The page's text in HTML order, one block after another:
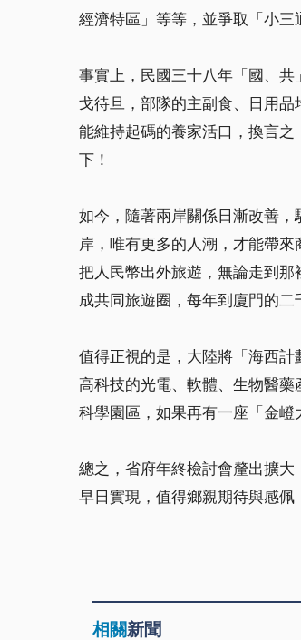
經濟特區」等等，並爭取「小三
事實上，民國三十八年「國、
戈待旦，部隊的主副食、日用
能維持起碼的養家活口，換言
下！
如今，隨著兩岸關係日漸改善
岸，唯有更多的人潮，才能帶
把人民幣出外旅遊，無論走到
成共同旅遊圈，每年到廈門的
值得正視的是，大陸將「海西
高科技的光電、軟體、生物醫
科學園區，如果再有一座「金嶝
總之，省府年終檢討會釐出擴
早日實現，值得鄉親期待與感佩
相關新聞